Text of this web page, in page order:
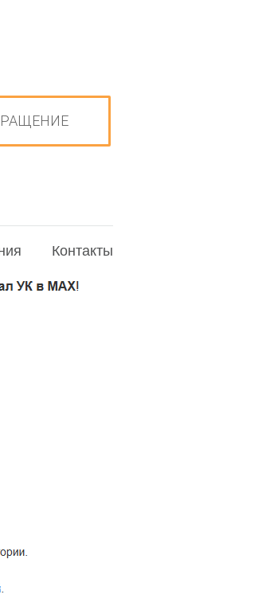
Контакты